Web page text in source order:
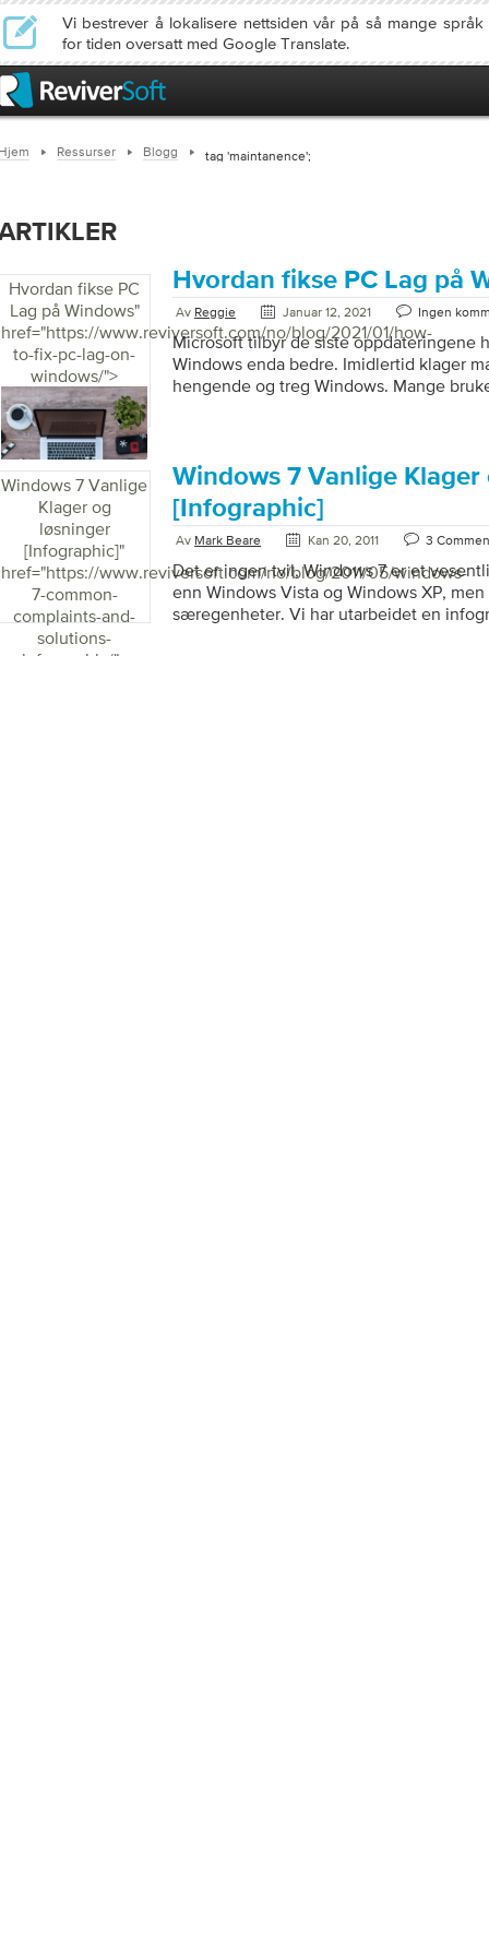
Vi bestrever å lokalisere nettsiden vår på så mange
for tiden oversatt med Google Translate.
Ressurser Blogg tag 'maintanence';
Hvordan fikse PC
Lag på Windows"
href="https://www.reviversoft.com/no/blog/2021/01/how-
to-fix-pc-lag-on-
windows/">
Hvordan fikse PC Lag på
Av Reggie Januar 12, 2021 Ingen
Microsoft tilbyr de siste oppdateringene
Windows enda bedre. Imidlertid klager
hengende og treg Windows. Mange
men å bruke et tregt datasystem er
frustrerende. Imidlertid er tregheten og
forårsaket av Windows OS. Det er
Windows-PCen din bremser. PC-
Windows 7 Vanlige
Klager og
løsninger
[Infographic]"
href="https://www.reviversoft.com/no/blog/2011/05/windows-
7-common-
complaints-and-
solutions-
infographic/">
Windows 7 Vanlige
[Infographic]
Av Mark Beare Kan 20, 2011 3
Det er ingen tvil, Windows 7 er et
enn Windows Vista og Windows XP,
særegenheter. Vi har utarbeidet en